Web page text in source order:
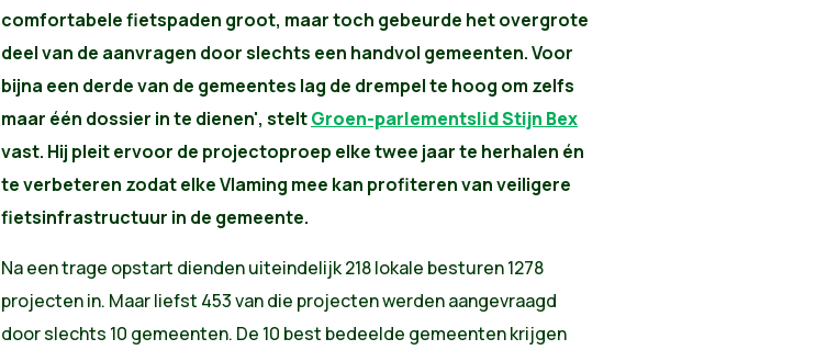
comfortabele fietspaden groot, maar toch gebeurde het overgrote
deel van de aanvragen door slechts een handvol gemeenten. Voor
bijna een derde van de gemeentes lag de drempel te hoog om zelfs
maar één dossier in te dienen', steltGroen-parlementslid Stijn Bex
vast. Hij pleit ervoor de projectoproep elke twee jaar te herhalen én
te verbeteren zodat elke Vlaming mee kan profiteren van veiligere
fietsinfrastructuur in de gemeente.
Na een trage opstart dienden uiteindelijk 218 lokale besturen 1278
projecten in. Maar liefst 453 van die projecten werden aangevraagd
door slechts 10 gemeenten. De 10 best bedeelde gemeenten krijgen